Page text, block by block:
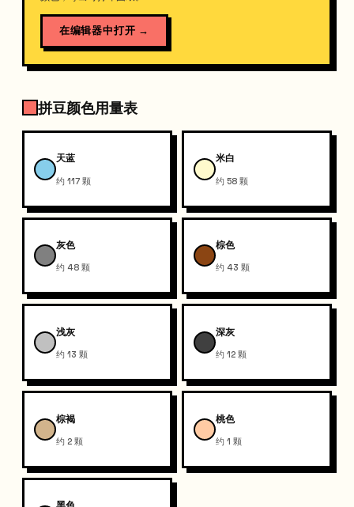
在编辑器中打开 →
拼豆颜色用量表
天蓝
约 117 颗
米白
约 58 颗
灰色
约 48 颗
棕色
约 43 颗
浅灰
约 13 颗
深灰
约 12 颗
棕褐
约 2 颗
桃色
约 1 颗